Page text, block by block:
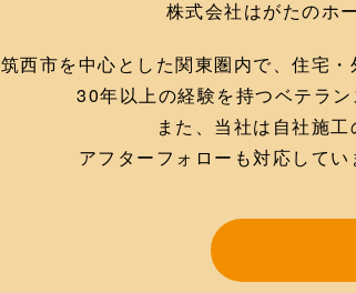
株式会社はがたのホ
筑西市を中心とした関東圏内で、住宅
30年以上の経験を持つベテラ
また、当社は自社施
アフターフォローも対応して